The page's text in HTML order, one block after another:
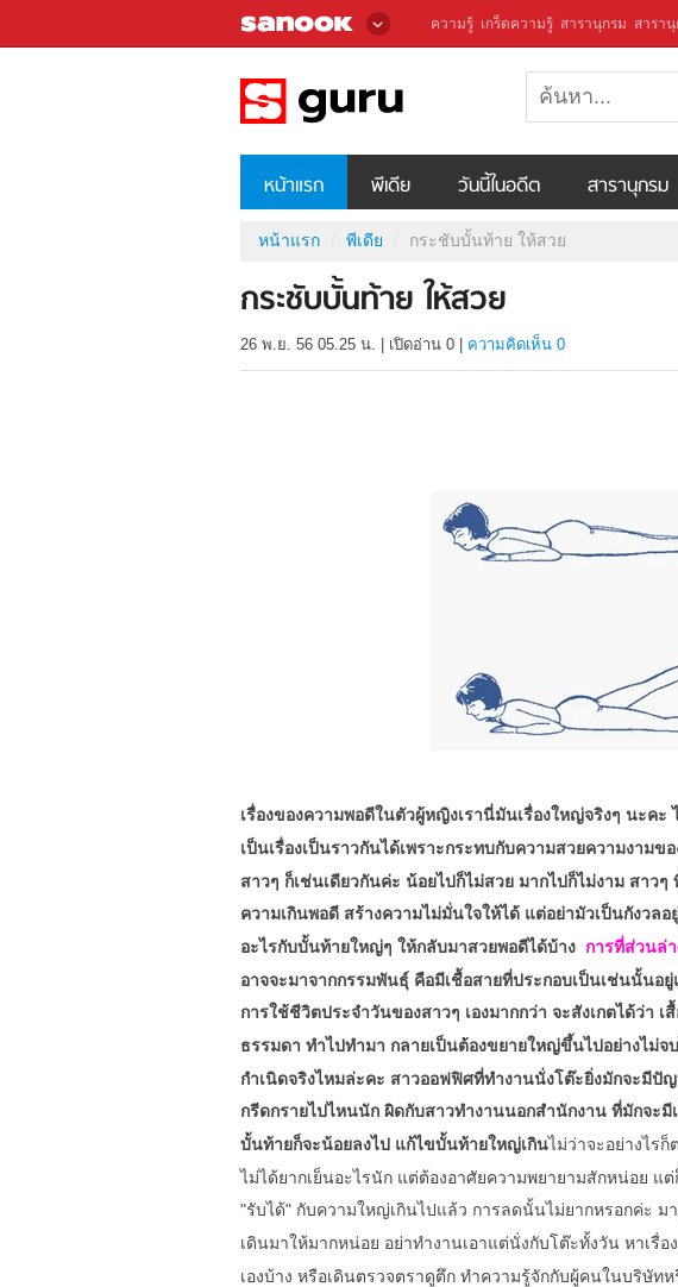
ความรู้ เกร็ดความรู้ สารานุกรม สารา
หน้าแรก พีเดีย วันนี้ในอดีต สารานุกรม
หน้าแรก พีเดีย กระชับบั้นท้าย ให้สวย
กระชับบั้นท้าย ให้สวย
26 พ.ย. 56 05.25 น. เปิดอ่าน 0 ความคิดเห็น 0
เรื่องของความพอดีในตัวผู้หญิงเรานี่มันเรื่องใหญ่จริงๆ นะค
เป็นเรื่องเป็นราวกันได้เพราะกระทบกับความสวยความงามข
สาวๆ ก็เช่นเดียวกันค่ะ น้อยไปก็ไม่สวย มากไปก็ไม่งาม สาว
ความเกินพอดี สร้างความไม่มั่นใจให้ได้ แต่อย่ามัวเป็นกังวล
อะไรกับบั้นท้ายใหญ่ๆ ให้กลับมาสวยพอดีได้บ้าง การที่ส่วนล่
อาจจะมาจากกรรมพันธุ์ คือมีเชื้อสายที่ประกอบเป็นเช่นนั้นอ
การใช้ชีวิตประจำวันของสาวๆ เองมากกว่า จะสังเกตได้ว่า เ
ธรรมดา ทำไปทำมา กลายเป็นต้องขยายใหญ่ขึ้นไปอย่างไม่
กำเนิดจริงไหมล่ะคะ สาวออฟฟิศที่ทำงานนั่งโต๊ะยิ่งมักจะมีปั
กรีดกรายไปไหนนัก ผิดกับสาวทำงานนอกสำนักงาน ที่มักจะมี
บั้นท้ายก็จะน้อยลงไป แก้ไขบั้นท้ายใหญ่เกินไม่ว่าจะอย่างไร
ไม่ได้ยากเย็นอะไรนัก แต่ต้องอาศัยความพยายามสักหน่อย แ
"รับได้" กับความใหญ่เกินไปแล้ว การลดนั้นไม่ยากหรอกค่ะ ม
เดินมาให้มากหน่อย อย่าทำงานเอาแต่นั่งกับโต๊ะทั้งวัน หาเรื่
เองบ้าง หรือเดินตรวจตราดูตึก ทำความรู้จักกับผู้คนในบริษัท